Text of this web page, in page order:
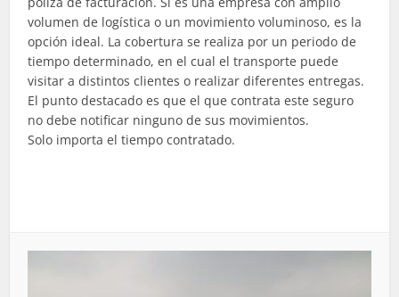
volumen de logística o un movimiento voluminoso, es la
opción ideal. La cobertura se realiza por un periodo de
tiempo determinado, en el cual el transporte puede
visitar a distintos clientes o realizar diferentes entregas.
El punto destacado es que el que contrata este seguro
no debe notificar ninguno de sus movimientos.
Solo importa el tiempo contratado.